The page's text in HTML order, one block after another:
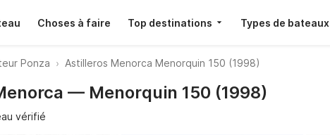
Choses à faire Top destinations Types de bateaux
Ponza Astilleros Menorca Menorquin 150 (1998)
— Menorquin 150 (1998)
vérifié